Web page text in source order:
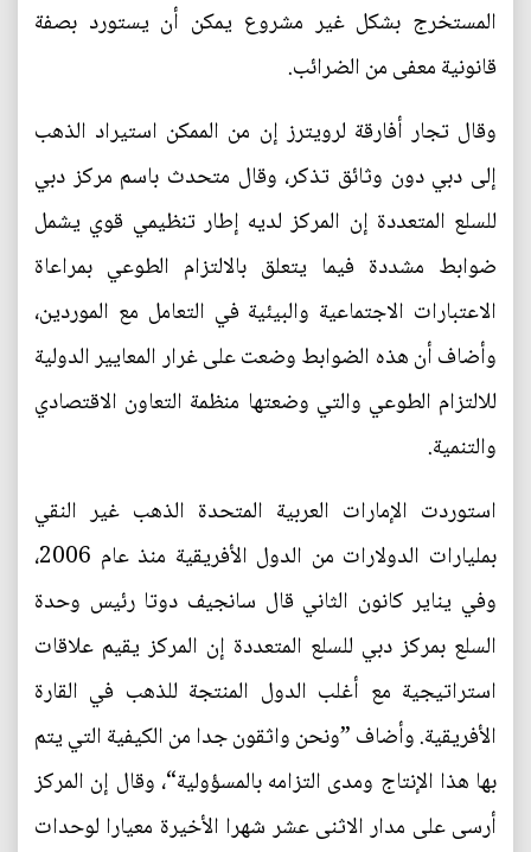
المستخرج بشكل غير مشروع يمكن أن يستورد بصفة
قانونية معفى من الضرائب.
وقال تجار أفارقة لرويترز إن من الممكن استيراد الذهب
إلى دبي دون وثائق تذكر، وقال متحدث باسم مركز دبي
للسلع المتعددة إن المركز لديه إطار تنظيمي قوي يشمل
ضوابط مشددة فيما يتعلق بالالتزام الطوعي بمراعاة
الاعتبارات الاجتماعية والبيئية في التعامل مع الموردين،
وأضاف أن هذه الضوابط وضعت على غرار المعايير الدولية
للالتزام الطوعي والتي وضعتها منظمة التعاون الاقتصادي
والتنمية.
استوردت الإمارات العربية المتحدة الذهب غير النقي
بمليارات الدولارات من الدول الأفريقية منذ عام 2006،
وفي يناير كانون الثاني قال سانجيف دوتا رئيس وحدة
السلع بمركز دبي للسلع المتعددة إن المركز يقيم علاقات
استراتيجية مع أغلب الدول المنتجة للذهب في القارة
الأفريقية. وأضاف ”ونحن واثقون جدا من الكيفية التي يتم
بها هذا الإنتاج ومدى التزامه بالمسؤولية“، وقال إن المركز
أرسى على مدار الاثنى عشر شهرا الأخيرة معيارا لوحدات